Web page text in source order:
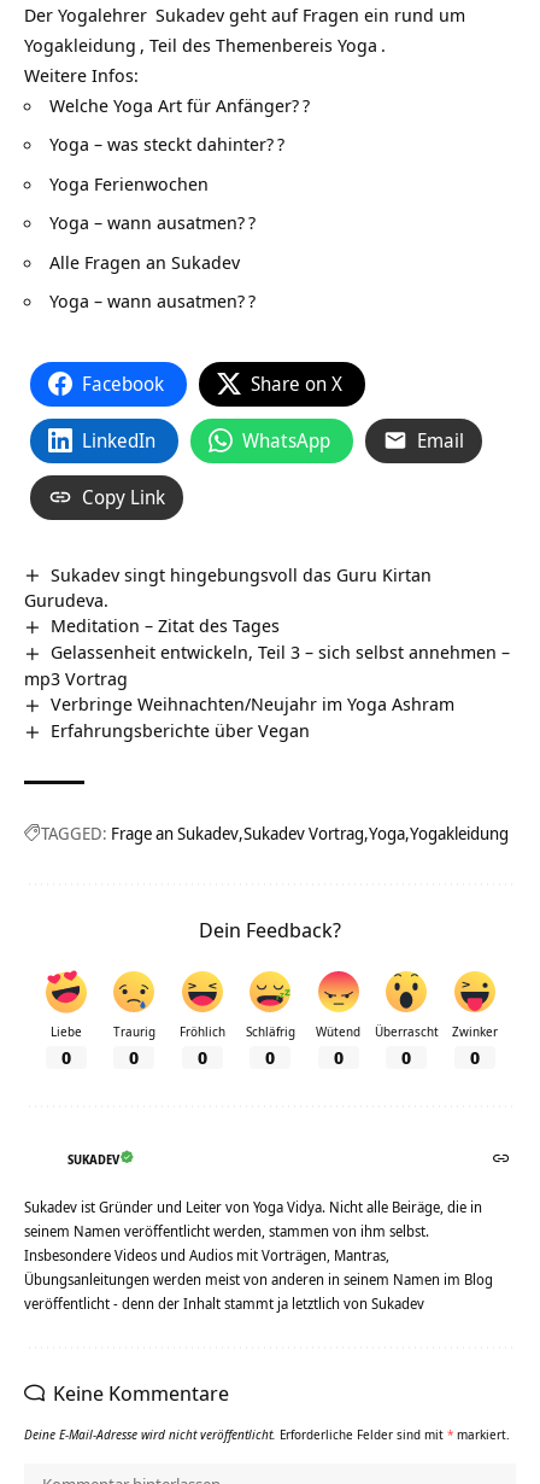
Der Yogalehrer Sukadev geht auf Fragen ein rund um
Yogakleidung , Teil des Themenbereis Yoga .
Weitere Infos:
Welche Yoga Art für Anfänger??
Yoga – was steckt dahinter??
Yoga Ferienwochen
Yoga – wann ausatmen??
Alle Fragen an Sukadev
Yoga – wann ausatmen??
Facebook Share on X
LinkedIn WhatsApp Email
Copy Link
Sukadev singt hingebungsvoll das Guru Kirtan
Gurudeva.
Meditation – Zitat des Tages
Gelassenheit entwickeln, Teil 3 – sich selbst annehmen –
mp3 Vortrag
Verbringe Weihnachten/Neujahr im Yoga Ashram
Erfahrungsberichte über Vegan
TAGGED: Frage an Sukadev Sukadev Vortrag Yoga Yogakleidung
Dein Feedback?
Liebe
0
Traurig
0
Fröhlich
0
Schläfrig
0
Wütend
0
Überrascht
0
Zwinker
0
SUKADEV
Sukadev ist Gründer und Leiter von Yoga Vidya. Nicht alle Beiräge, die in
seinem Namen veröffentlicht werden, stammen von ihm selbst.
Insbesondere Videos und Audios mit Vorträgen, Mantras,
Übungsanleitungen werden meist von anderen in seinem Namen im Blog
veröffentlicht - denn der Inhalt stammt ja letztlich von Sukadev
Keine Kommentare
Deine E-Mail-Adresse wird nicht veröffentlicht. Erforderliche Felder sind mit * markiert.